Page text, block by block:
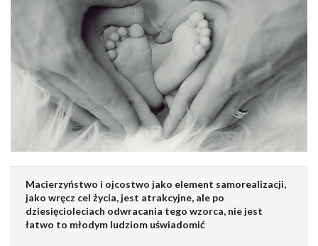
Macierzyństwo i ojcostwo jako element samorealizacji,
jako wręcz cel życia, jest atrakcyjne, ale po
dziesięcioleciach odwracania tego wzorca, nie jest
łatwo to młodym ludziom uświadomić